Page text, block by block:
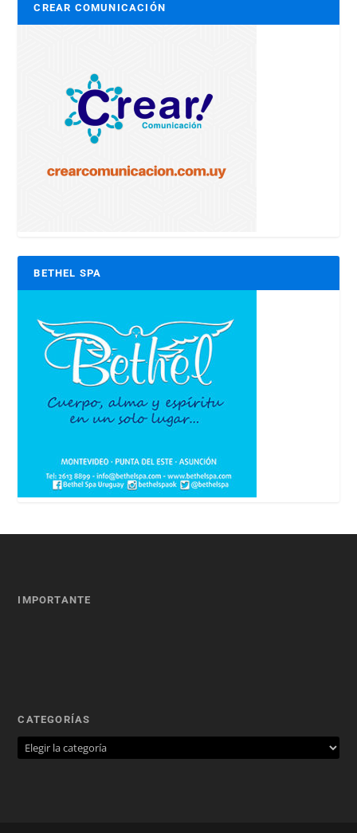
CREAR COMUNICACIÓN
BETHEL SPA
IMPORTANTE
CATEGORÍAS